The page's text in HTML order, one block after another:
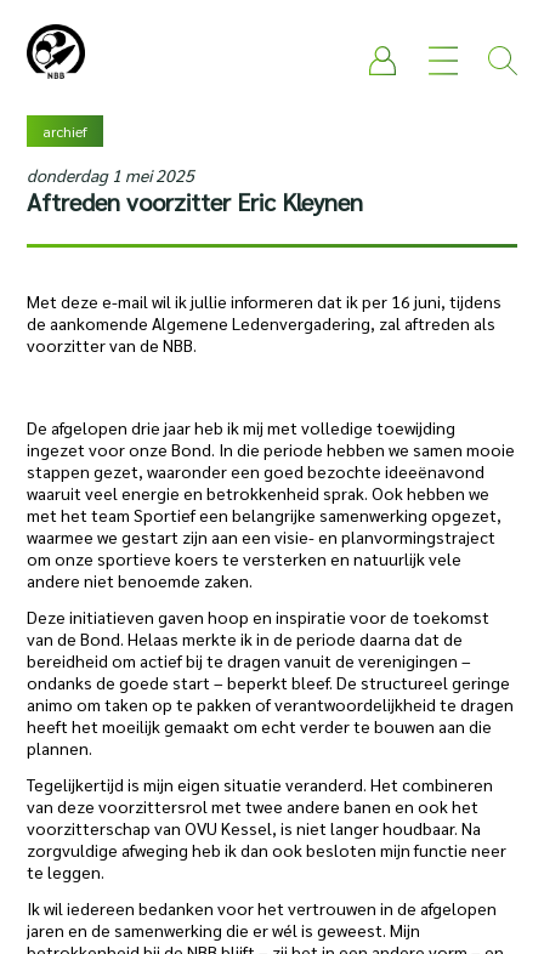
archief
donderdag 1 mei 2025
Aftreden voorzitter Eric Kleynen
Met deze e-mail wil ik jullie informeren dat ik per 16 juni, tijdens
de aankomende Algemene Ledenvergadering, zal aftreden als
voorzitter van de NBB.
De afgelopen drie jaar heb ik mij met volledige toewijding
ingezet voor onze Bond. In die periode hebben we samen mooie
stappen gezet, waaronder een goed bezochte ideeënavond
waaruit veel energie en betrokkenheid sprak. Ook hebben we
met het team Sportief een belangrijke samenwerking opgezet,
waarmee we gestart zijn aan een visie- en planvormingstraject
om onze sportieve koers te versterken en natuurlijk vele
andere niet benoemde zaken.
Deze initiatieven gaven hoop en inspiratie voor de toekomst
van de Bond. Helaas merkte ik in de periode daarna dat de
bereidheid om actief bij te dragen vanuit de verenigingen –
ondanks de goede start – beperkt bleef. De structureel geringe
animo om taken op te pakken of verantwoordelijkheid te dragen
heeft het moeilijk gemaakt om echt verder te bouwen aan die
plannen.
Tegelijkertijd is mijn eigen situatie veranderd. Het combineren
van deze voorzittersrol met twee andere banen en ook het
voorzitterschap van OVU Kessel, is niet langer houdbaar. Na
zorgvuldige afweging heb ik dan ook besloten mijn functie neer
te leggen.
Ik wil iedereen bedanken voor het vertrouwen in de afgelopen
jaren en de samenwerking die er wél is geweest. Mijn